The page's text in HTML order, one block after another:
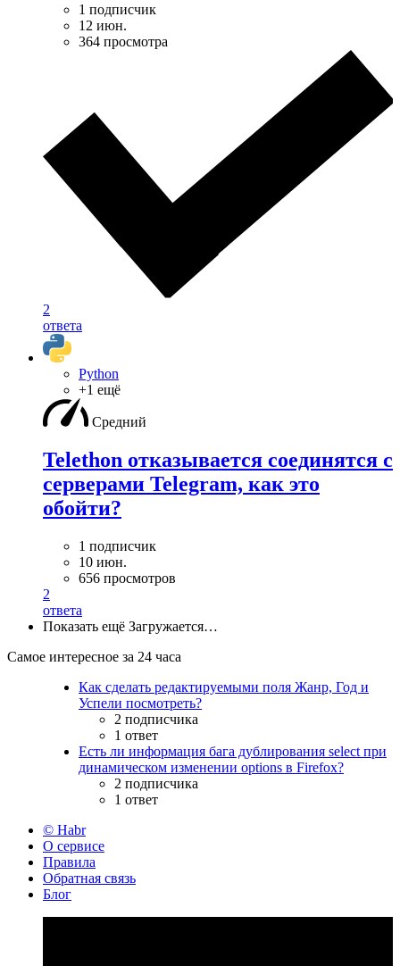
1 подписчик
12 июн.
364 просмотра
2
ответа
Python
+1 ещё
Средний
Telethon отказывается соединятся с
серверами Telegram, как это
обойти?
1 подписчик
10 июн.
656 просмотров
2
ответа
Показать ещё Загружается…
Самое интересное за 24 часа
Как сделать редактируемыми поля Жанр, Год и
Успели посмотреть?
2 подписчика
1 ответ
Есть ли информация бага дублирования select при
динамическом изменении options в Firefox?
2 подписчика
1 ответ
© Habr
О сервисе
Правила
Обратная связь
Блог